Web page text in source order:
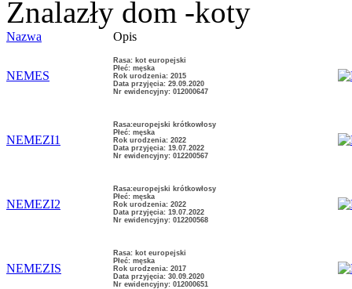
Znalazły dom -koty
Nazwa Opis
NEMES
Rasa: kot europejski
Płeć: męska
Rok urodzenia: 2015
Data przyjęcia: 29.09.2020
Nr ewidencyjny: 012000647
NEMEZI1
Rasa:europejski krótkowłosy
Płeć: męska
Rok urodzenia: 2022
Data przyjęcia: 19.07.2022
Nr ewidencyjny: 012200567
NEMEZI2
Rasa:europejski krótkowłosy
Płeć: męska
Rok urodzenia: 2022
Data przyjęcia: 19.07.2022
Nr ewidencyjny: 012200568
NEMEZIS
Rasa: kot europejski
Płeć: męska
Rok urodzenia: 2017
Data przyjęcia: 30.09.2020
Nr ewidencyjny: 012000651